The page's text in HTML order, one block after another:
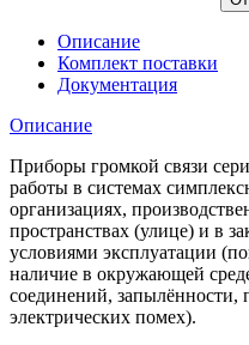
Описание
Комплект поставки
Документация
Описание
Приборы громкой связи
работы в системах
организациях,
пространствах (улице) и в
условиями эксплуатации
наличие в окружающей
соединений,
электрических помех).